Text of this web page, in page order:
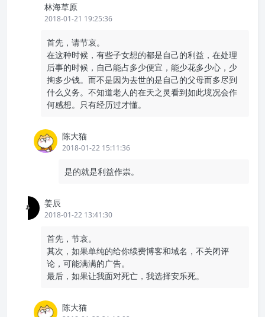
林海草原
2018-01-21 19:25:36
首先，请节哀。
在这种时候，有些子女想的都是自己的利益，在处理
后事的时候，自己能占多少便宜，能少花多少心，少
掏多少钱。而不是因为去世的是自己的父母而多尽到
什么义务。不知道老人的在天之灵看到如此境况会作
何感想。只有经历过才懂。
陈大猫
2018-01-22 15:11:36
是的就是利益作祟。
姜辰
2018-01-22 13:41:30
首先，节哀。
其次，如果单纯的给你续费博客和域名，不关闭评
论，可能满满的广告。
最后，如果让我面对死亡，我选择安乐死。
陈大猫